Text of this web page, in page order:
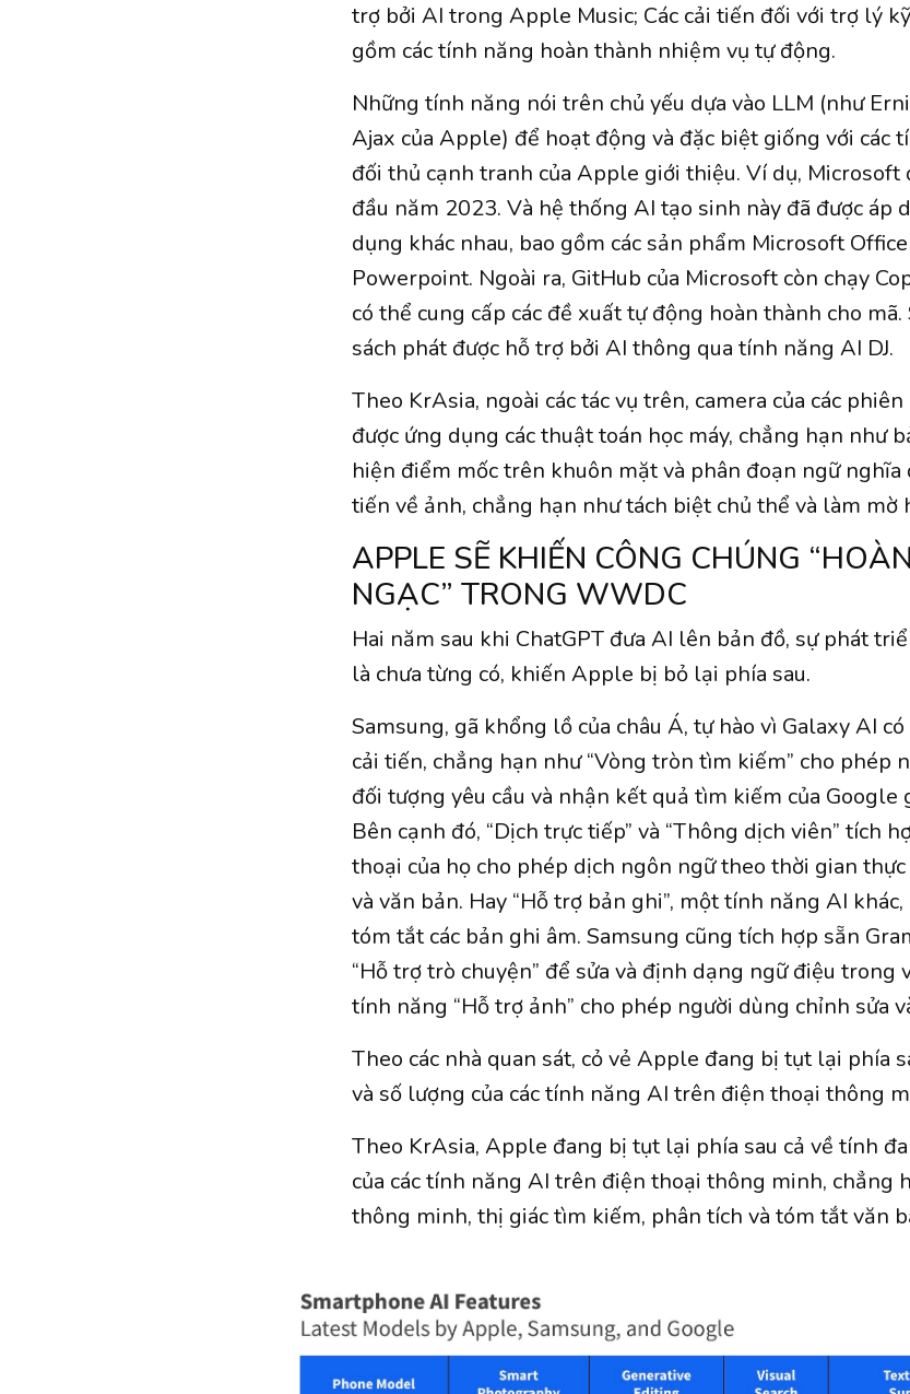
trợ bởi AI trong Apple Music; Các cải tiến đối với trợ lý
gồm các tính năng hoàn thành nhiệm vụ tự động.
Những tính năng nói trên chủ yếu dựa vào LLM (như
Ajax của Apple) để hoạt động và đặc biệt giống với các
đối thủ cạnh tranh của Apple giới thiệu. Ví dụ, Microsoft
đầu năm 2023. Và hệ thống AI tạo sinh này đã được áp
dụng khác nhau, bao gồm các sản phẩm Microsoft
Powerpoint. Ngoài ra, GitHub của Microsoft còn chạy
có thể cung cấp các đề xuất tự động hoàn thành cho
sách phát được hỗ trợ bởi AI thông qua tính năng AI DJ.
Theo KrAsia, ngoài các tác vụ trên, camera của các
được ứng dụng các thuật toán học máy, chẳng hạn như
hiện điểm mốc trên khuôn mặt và phân đoạn ngữ nghĩa
tiến về ảnh, chẳng hạn như tách biệt chủ thể và làm mờ
APPLE SẼ KHIẾN CÔNG CHÚNG
NGẠC” TRONG WWDC
Hai năm sau khi ChatGPT đưa AI lên bản đồ, sự phát
là chưa từng có, khiến Apple bị bỏ lại phía sau.
Samsung, gã khổng lồ của châu Á, tự hào vì Galaxy AI
cải tiến, chẳng hạn như “Vòng tròn tìm kiếm” cho phép
đối tượng yêu cầu và nhận kết quả tìm kiếm của Google
Bên cạnh đó, “Dịch trực tiếp” và “Thông dịch viên” tích
thoại của họ cho phép dịch ngôn ngữ theo thời gian thực
và văn bản. Hay “Hỗ trợ bản ghi”, một tính năng AI
tóm tắt các bản ghi âm. Samsung cũng tích hợp sẵn
“Hỗ trợ trò chuyện” để sửa và định dạng ngữ điệu trong
tính năng “Hỗ trợ ảnh” cho phép người dùng chỉnh sửa
Theo các nhà quan sát, cỏ vẻ Apple đang bị tụt lại phía
và số lượng của các tính năng AI trên điện thoại thông
Theo KrAsia, Apple đang bị tụt lại phía sau cả về tính
của các tính năng AI trên điện thoại thông minh, chẳng
thông minh, thị giác tìm kiếm, phân tích và tóm tắt văn